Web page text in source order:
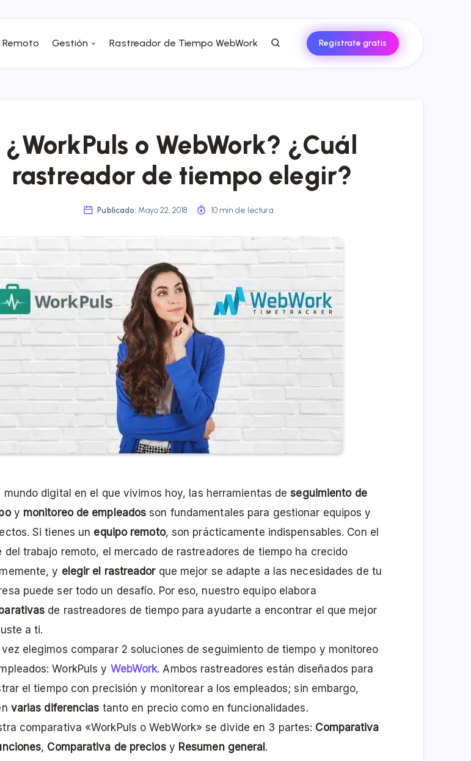
Remoto Gestión Rastreador de Tiempo WebWork Regístrate gratis
¿WorkPuls o WebWork? ¿Cuál
rastreador de tiempo elegir?
Publicado: Mayo 22, 2018 10 min de lectura
mundo digital en el que vivimos hoy, las herramientas deseguimiento de
y monitoreo de empleados son fundamentales para gestionar equipos y
Si tienes un equipo remoto, son prácticamente indispensables. Con el
del trabajo remoto, el mercado de rastreadores de tiempo ha crecido
y elegir el rastreadorque mejor se adapte a las necesidades de tu
puede ser todo un desafío. Por eso, nuestro equipo elabora
de rastreadores de tiempo para ayudarte a encontrar el que mejor
a ti.
vez elegimos comparar 2 soluciones de seguimiento de tiempo y monitoreo
WorkPuls y WebWork. Ambos rastreadores están diseñados para
el tiempo con precisión y monitorear a los empleados; sin embargo,
varias diferencias tanto en precio como en funcionalidades.
comparativa «WorkPuls o WebWork» se divide en 3 partes: Comparativa
, Comparativa de preciosy Resumen general .